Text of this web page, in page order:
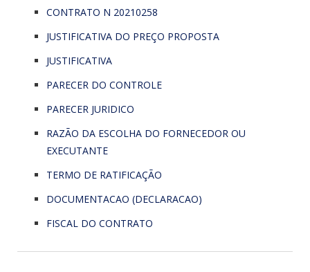
CONTRATO N 20210258
JUSTIFICATIVA DO PREÇO PROPOSTA
JUSTIFICATIVA
PARECER DO CONTROLE
PARECER JURIDICO
RAZÃO DA ESCOLHA DO FORNECEDOR OU
EXECUTANTE
TERMO DE RATIFICAÇÃO
DOCUMENTACAO (DECLARACAO)
FISCAL DO CONTRATO